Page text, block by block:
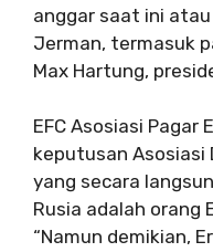
anggar saat ini
Jerman, termasuk
Max Hartung,
EFC Asosiasi Pagar
keputusan Asosiasi
yang secara
Rusia adalah orang
“Namun demikian,